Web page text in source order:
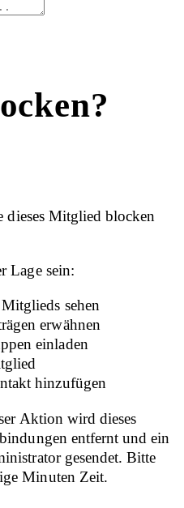
dieses Mitglied blocken
Lage sein:
sehen
erwähnen
einladen
hinzufügen
Aktion wird dieses
entfernt und ein
gesendet. Bitte
Minuten Zeit.